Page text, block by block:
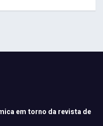
em torno da revista de